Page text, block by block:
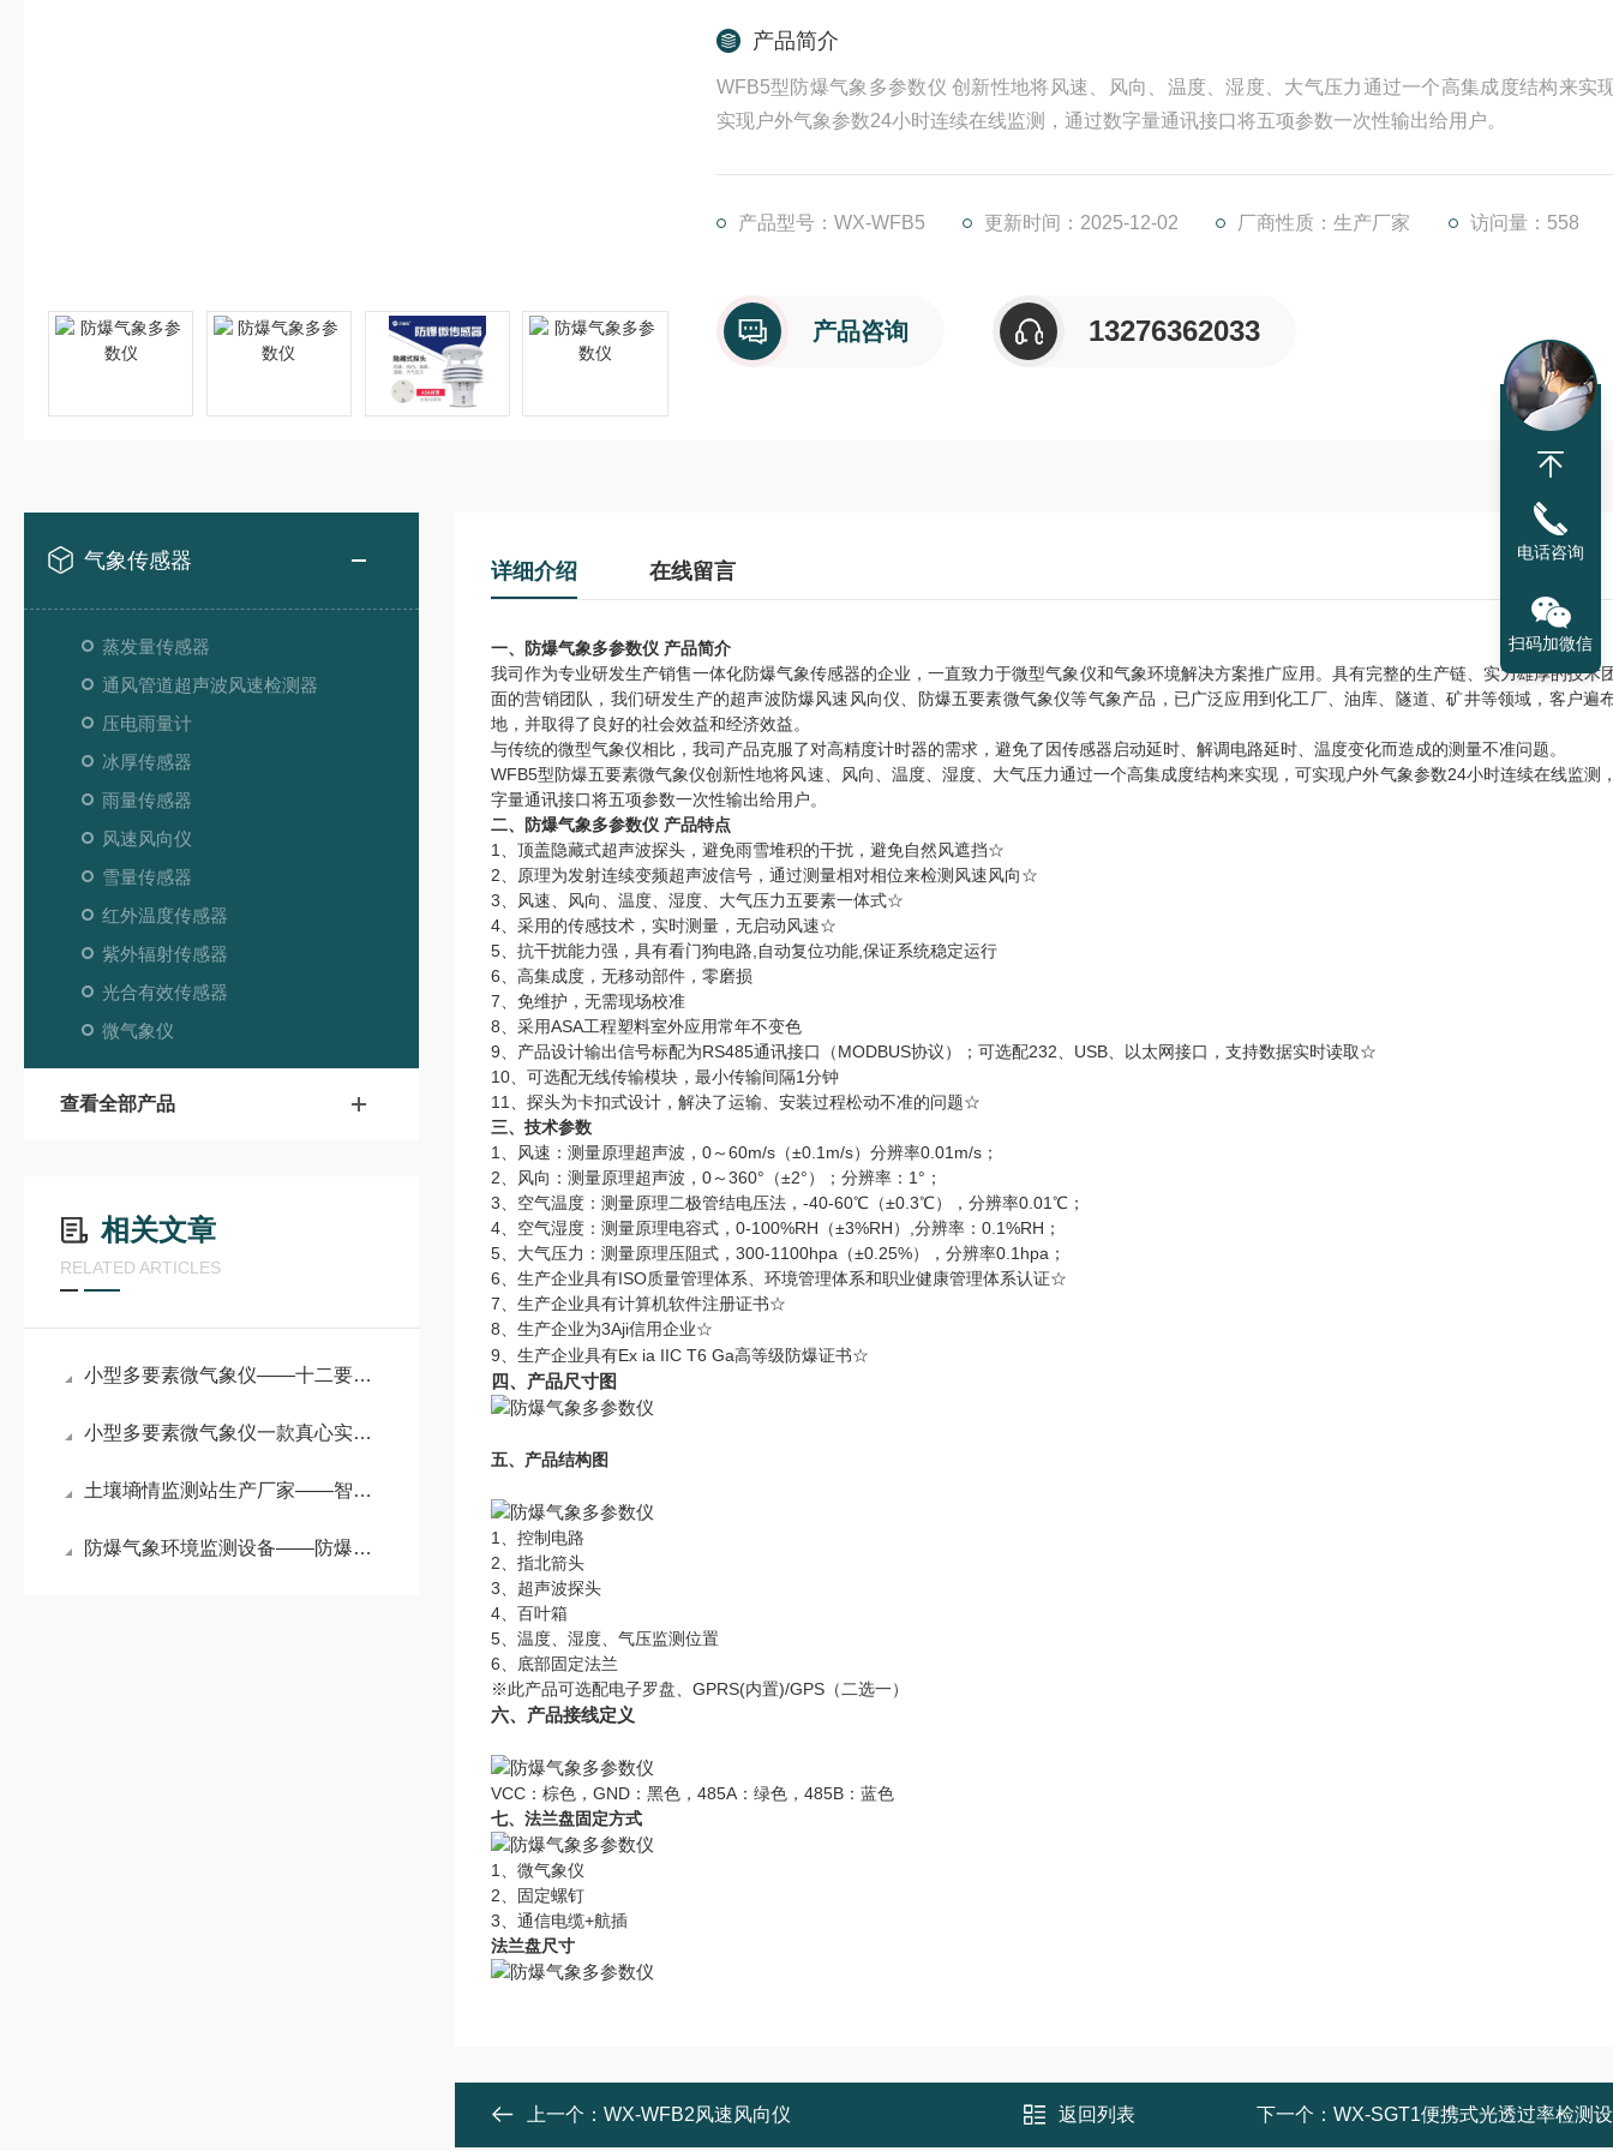
产品简介
WFB5型防爆气象多参数仪 创新性地将风速、风向、温度、湿度、大气压力通过一个高集成度结构来实
实现户外气象参数24小时连续在线监测，通过数字量通讯接口将五项参数一次性输出给用户。
产品型号：WX-WFB5 更新时间：2025-12-02 厂商性质：生产厂家 访问量：558
产品咨询 13276362033
气象传感器
蒸发量传感器
通风管道超声波风速检测器
压电雨量计
冰厚传感器
雨量传感器
风速风向仪
雪量传感器
红外温度传感器
紫外辐射传感器
光合有效传感器
微气象仪
查看全部产品
相关文章
RELATED ARTICLES
小型多要素微气象仪——十二要素加持！微气象传感器解锁气象监测新可能
小型多要素微气象仪一款真心实意有帮助的好微气象监测系统
土壤墒情监测站生产厂家——智能管理的耕地土壤墒情监测站2024已更新
防爆气象环境监测设备——防爆工业气象站：高危环境下的 “气象情报员”
详细介绍 在线留言
一、 防爆气象多参数仪 产品简介
我司作为专业研发生产销售一体化防爆气象传感器的企业，一直致力于微型气象仪和气象环境解决方案推广应用。具有完整的生产链、实力雄厚的技术
面的营销团队，我们研发生产的超声波防爆风速风向仪、防爆五要素微气象仪等气象产品，已广泛应用到化工厂、油库、隧道、矿井等领域，客户遍
地，并取得了良好的社会效益和经济效益。
与传统的微型气象仪相比，我司产品克服了对高精度计时器的需求，避免了因传感器启动延时、解调电路延时、温度变化而造成的测量不准问题。
WFB5型防爆五要素微气象仪创新性地将风速、风向、温度、湿度、大气压力通过一个高集成度结构来实现，可实现户外气象参数24小时连续在线监测
字量通讯接口将五项参数一次性输出给用户。
二、
防爆气象多参数仪 产品特点
1、顶盖隐藏式超声波探头，避免雨雪堆积的干扰，避免自然风遮挡☆
2、原理为发射连续变频超声波信号，通过测量相对相位来检测风速风向☆
3、风速、风向、温度、湿度、大气压力五要素一体式☆
4、采用的传感技术，实时测量，无启动风速☆
5、抗干扰能力强，具有看门狗电路,自动复位功能,保证系统稳定运行
6、高集成度，无移动部件，零磨损
7、免维护，无需现场校准
8、采用ASA工程塑料室外应用常年不变色
9、产品设计输出信号标配为RS485通讯接口（MODBUS协议）；可选配232、USB、以太网接口，支持数据实时读取☆
10、可选配无线传输模块，最小传输间隔1分钟
11、探头为卡扣式设计，解决了运输、安装过程松动不准的问题☆
三、技术参数
1、风速：测量原理超声波，0～60m/s（±0.1m/s）分辨率0.01m/s；
2、风向：测量原理超声波，0～360°（±2°）；分辨率：1°；
3、空气温度：测量原理二极管结电压法，-40-60℃（±0.3℃），分辨率0.01℃；
4、空气湿度：测量原理电容式，0-100%RH（±3%RH）,分辨率：0.1%RH；
5、大气压力：测量原理压阻式，300-1100hpa（±0.25%），分辨率0.1hpa；
6、生产企业具有ISO质量管理体系、环境管理体系和职业健康管理体系认证☆
7、生产企业具有计算机软件注册证书☆
8、生产企业为3Aji信用企业☆
9、生产企业具有Ex ia IIC T6 Ga高等级防爆证书☆
四、产品尺寸图
五、产品结构图
1、控制电路
2、指北箭头
3、超声波探头
4、百叶箱
5、温度、湿度、气压监测位置
6、底部固定法兰
※此产品可选配电子罗盘、GPRS(内置)/GPS（二选一）
六、产品接线定义
VCC：棕色，GND：黑色，485A：绿色，485B：蓝色
七、法兰盘固定方式
1、微气象仪
2、固定螺钉
3、通信电缆+航插
法兰盘尺寸
上一个： WX-WFB2风速风向仪 返回列表 下一个： WX-SGT1便携式光透过率检测
电话咨询
扫码加微信